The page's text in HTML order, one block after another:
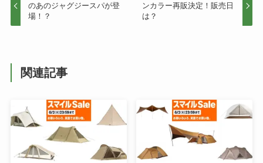
のあのジャグジースパが登
場！？
ンカラー再販決定！販売日
は？
関連記事